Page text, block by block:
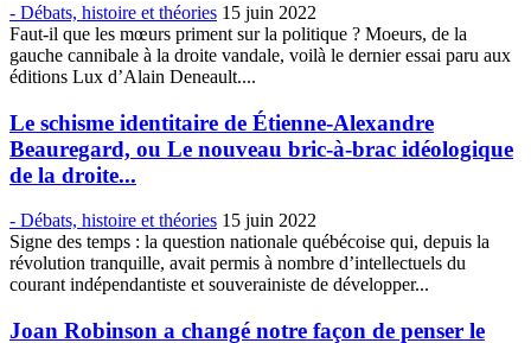
- Débats, histoire et théories 15 juin 2022
Faut-il que les mœurs priment sur la politique ? Moeurs, de la
gauche cannibale à la droite vandale, voilà le dernier essai paru aux
éditions Lux d’Alain Deneault....
Le schisme identitaire de Étienne-Alexandre
Beauregard, ou Le nouveau bric-à-brac idéologique
de la droite...
- Débats, histoire et théories 15 juin 2022
Signe des temps : la question nationale québécoise qui, depuis la
révolution tranquille, avait permis à nombre d’intellectuels du
courant indépendantiste et souverainiste de développer...
Joan Robinson a changé notre façon de penser le